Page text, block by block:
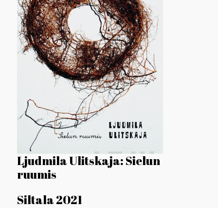
Ljudmila Ulitskaja: Sielun
ruumis
Siltala 2021